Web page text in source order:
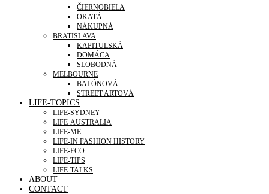
ČIERNOBIELA
OKATÁ
NÁKUPNÁ
BRATISLAVA
KAPITULSKÁ
DOMÁCA
SLOBODNÁ
MELBOURNE
BALÓNOVÁ
STREET ARTOVÁ
LIFE-TOPICS
LIFE-SYDNEY
LIFE-AUSTRALIA
LIFE-ME
LIFE-IN FASHION HISTORY
LIFE-ECO
LIFE-TIPS
LIFE-TALKS
ABOUT
CONTACT